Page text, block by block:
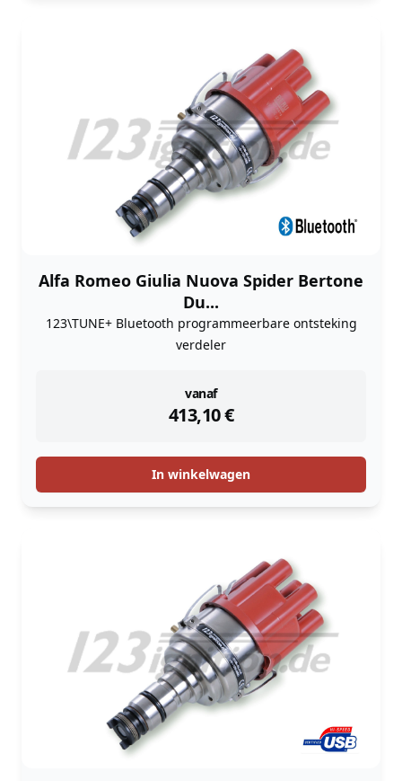
Alfa Romeo Giulia Nuova Spider Bertone
Du...
123\TUNE+ Bluetooth programmeerbare ontsteking
verdeler
vanaf
413,10€
instock
In winkelwagen